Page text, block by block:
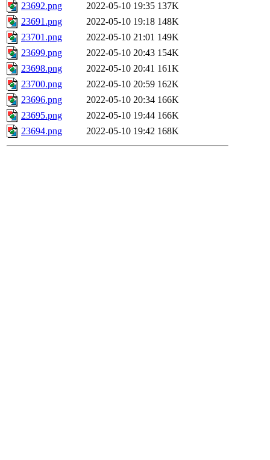
23692.png
2022-05-10 19:35 137K
23691.png
2022-05-10 19:18 148K
23701.png
2022-05-10 21:01 149K
23699.png
2022-05-10 20:43 154K
23698.png
2022-05-10 20:41 161K
23700.png
2022-05-10 20:59 162K
23696.png
2022-05-10 20:34 166K
23695.png
2022-05-10 19:44 166K
23694.png
2022-05-10 19:42 168K